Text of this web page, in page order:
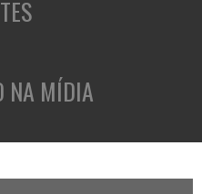
NA MÍDIA